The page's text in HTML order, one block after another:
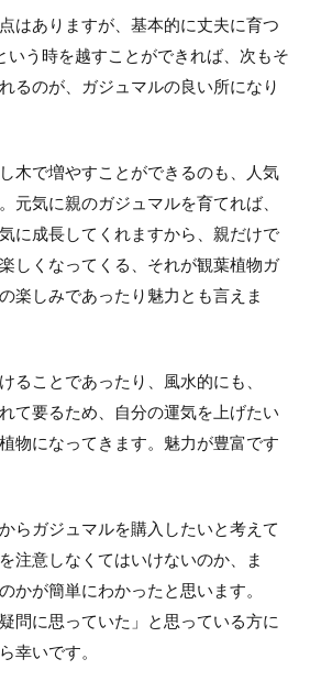
はありますが、基本的に丈夫に育つ
いう時を越すことができれば、次もそ
るのが、ガジュマルの良い所になり
木で増やすことができるのも、人気
元気に親のガジュマルを育てれば、
に成長してくれますから、親だけで
しくなってくる、それが観葉植物ガ
楽しみであったり魅力とも言えま
ることであったり、風水的にも、
て要るため、自分の運気を上げたい
物になってきます。魅力が豊富です
らガジュマルを購入したいと考えて
注意しなくてはいけないのか、ま
かが簡単にわかったと思います。
問に思っていた」と思っている方に
幸いです。